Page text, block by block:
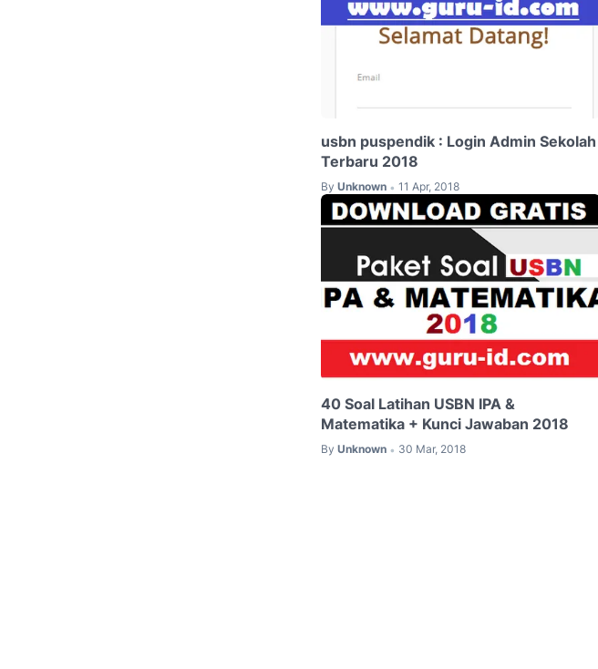
usbn puspendik : Login Admin Sekolah
Terbaru 2018
By Unknown • 11 Apr, 2018
40 Soal Latihan USBN IPA &
Matematika + Kunci Jawaban 2018
By Unknown • 30 Mar, 2018